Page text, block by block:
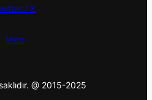
/ X
Vsco
@ 2015-2025